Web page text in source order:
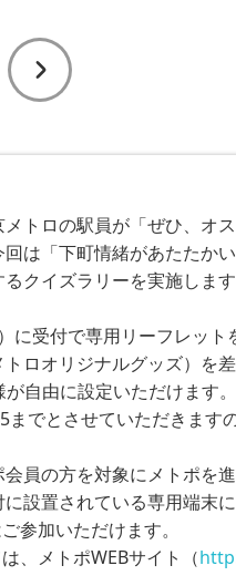
メトロの駅員が「ぜひ、
は「下町情緒があたたか
クイズラリーを実施します
に受付で専用リーフレッ
ロオリジナルグッズ）を差
自由に設定いただけます。
とさせていただきますの
員の方を対象にメトポを
設置されている専用端末
参加いただけます。
、メトポWEBサイト（